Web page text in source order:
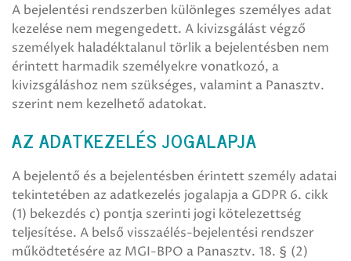
A bejelentési rendszerben különleges személyes adat
kezelése nem megengedett. A kivizsgálást végző
személyek haladéktalanul törlik a bejelentésben nem
érintett harmadik személyekre vonatkozó, a
kivizsgáláshoz nem szükséges, valamint a Panasztv.
szerint nem kezelhető adatokat.
AZ ADATKEZELÉS JOGALAPJA
A bejelentő és a bejelentésben érintett személy adatai
tekintetében az adatkezelés jogalapja a GDPR 6. cikk
(1) bekezdés c) pontja szerinti jogi kötelezettség
teljesítése. A belső visszaélés-bejelentési rendszer
működtetésére az MGI-BPO a Panasztv. 18. § (2)